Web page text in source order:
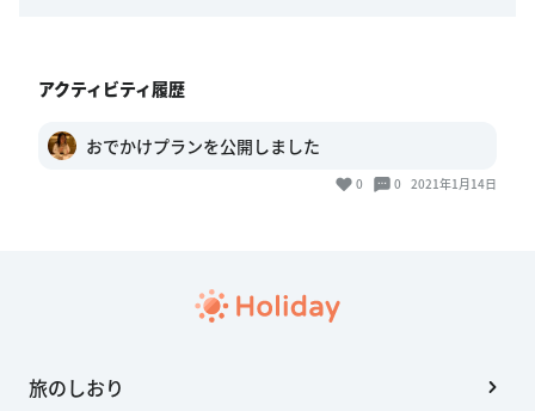
アクティビティ履歴
おでかけプランを公開しました
0 0 2021年1月14日
旅のしおり